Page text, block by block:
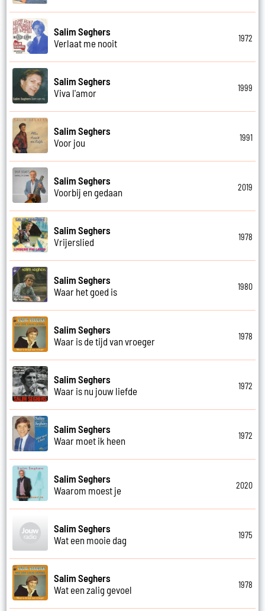
Salim Seghers
Verlaat me nooit
1972
Salim Seghers
Viva l'amor
1999
Salim Seghers
Voor jou
1991
Salim Seghers
Voorbij en gedaan
2019
Salim Seghers
Vrijerslied
1978
Salim Seghers
Waar het goed is
1980
Salim Seghers
Waar is de tijd van vroeger
1978
Salim Seghers
Waar is nu jouw liefde
1972
Salim Seghers
Waar moet ik heen
1972
Salim Seghers
Waarom moest je
2020
Salim Seghers
Wat een mooie dag
1975
Salim Seghers
Wat een zalig gevoel
1978